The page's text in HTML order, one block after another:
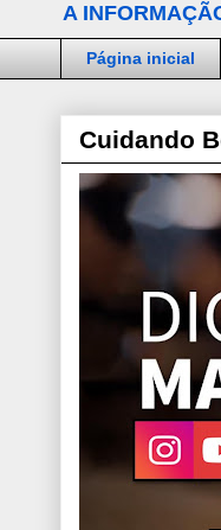
A
Página inicial
Cuidando